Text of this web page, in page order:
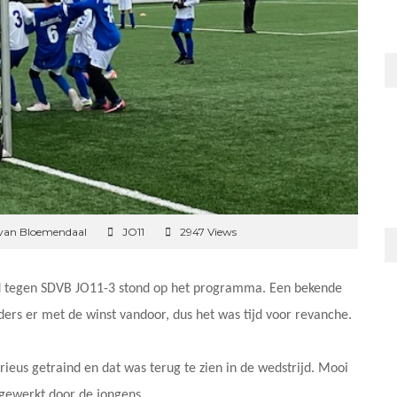
Bloemendaal JO11 2947 Views
SDVB JO11-3 stond op het programma. Een bekende
er met de winst vandoor, dus het was tijd voor revanche.
getraind en dat was terug te zien in de wedstrijd. Mooi